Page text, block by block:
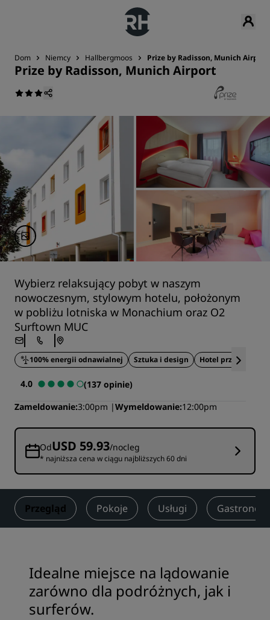
Dom Niemcy Hallbergmoos Prize by Radisson, Munich Airport
Prize by Radisson, Munich Airport
Wybierz relaksujący pobyt w naszym
nowoczesnym, stylowym hotelu, położonym
w pobliżu lotniska w Monachium oraz O2
Surftown MUC
100% energii odnawialnej Sztuka i design Hotel przy lotnisku
4.0
(137 opinie)
Zameldowanie 3:00pm Wymeldowanie 12:00pm
OdUSD 59.93/nocleg
* najniższa cena w ciągu najbliższych 60 dni
Przegląd Pokoje Usługi
Idealne miejsce na lądowanie
zarówno dla podróżnych, jak i
surferów.